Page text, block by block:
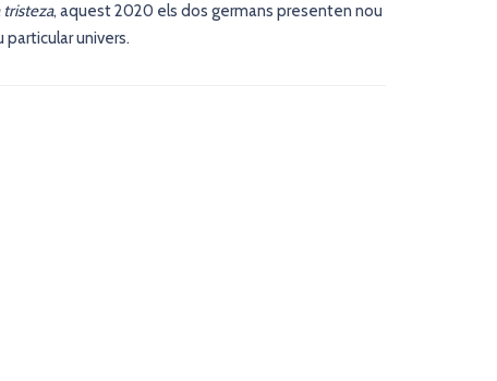
tristeza, aquest 2020 els dos germans presenten nou
univers.